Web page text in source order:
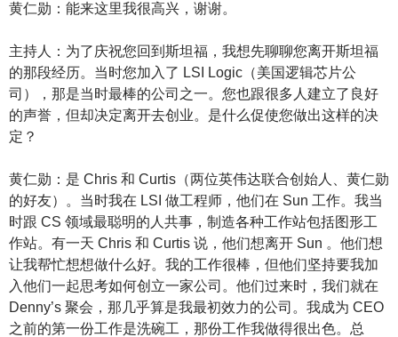
黄仁勋：能来这里我很高兴，谢谢。
主持人：为了庆祝您回到斯坦福，我想先聊聊您离开斯坦福
的那段经历。当时您加入了 LSI Logic（美国逻辑芯片公
司），那是当时最棒的公司之一。您也跟很多人建立了良好
的声誉，但却决定离开去创业。是什么促使您做出这样的决
定？
黄仁勋：是 Chris 和 Curtis（两位英伟达联合创始人、黄仁勋
的好友）。当时我在 LSI 做工程师，他们在 Sun 工作。我当
时跟 CS 领域最聪明的人共事，制造各种工作站包括图形工
作站。有一天 Chris 和 Curtis 说，他们想离开 Sun 。他们想
让我帮忙想想做什么好。我的工作很棒，但他们坚持要我加
入他们一起思考如何创立一家公司。他们过来时，我们就在
Denny’s 聚会，那几乎算是我最初效力的公司。我成为 CEO
之前的第一份工作是洗碗工，那份工作我做得很出色。总